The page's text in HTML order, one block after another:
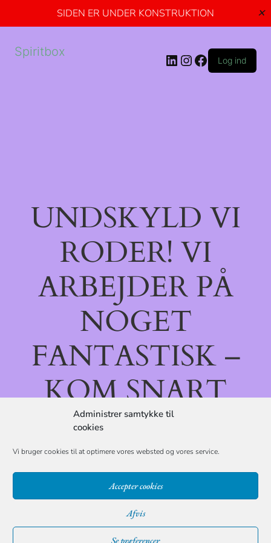
SIDEN ER UNDER KONSTRUKTION ✕
Administrer samtykke til
cookies
Vi bruger cookies til at optimere vores websted og vores service.
Accepter cookies
Afvis
Se præferencer
Spiritbox
Log ind
UNDSKYLD VI
RODER! VI
ARBEJDER PÅ
NOGET
FANTASTISK –
KOM SNART
TILBAGE!